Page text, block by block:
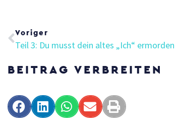
Zurück
Voriger
BEITRAG VERBREITEN